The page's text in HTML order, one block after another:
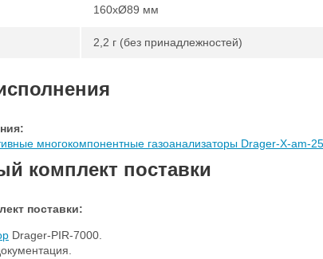
160xØ89 мм
2,2 г (без принадлежностей)
многокомпонентные газоанализаторы Drager-X-am-
комплект поставки
поставки:
Drager-PIR-7000.